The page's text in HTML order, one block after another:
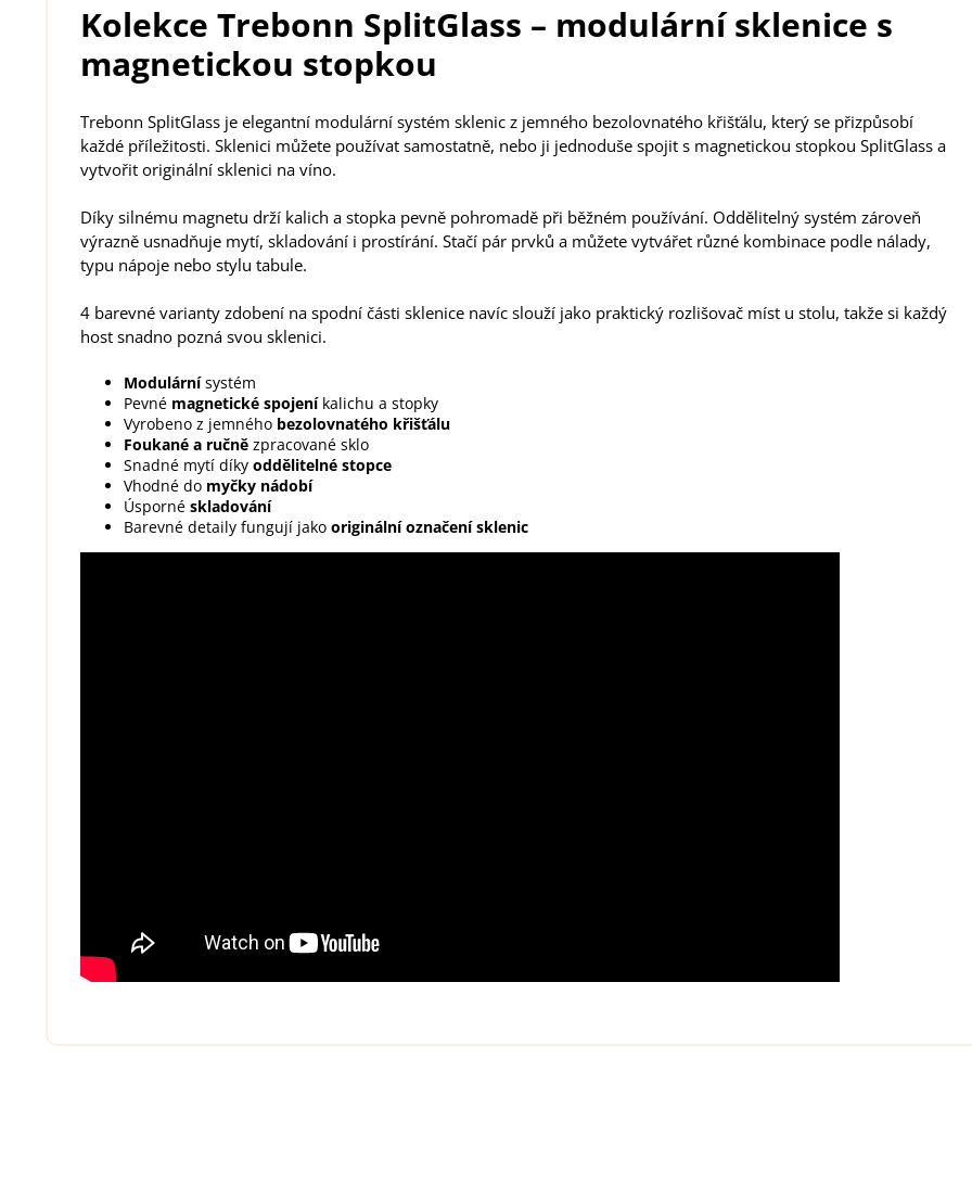
Kolekce Trebonn SplitGlass – modulární sklenice s
magnetickou stopkou
Trebonn SplitGlass je elegantní modulární systém sklenic z jemného bezolovnatého křišťálu, který se přizpůsobí
každé příležitosti. Sklenici můžete používat samostatně, nebo ji jednoduše spojit s magnetickou stopkou SplitGlass a
vytvořit originální sklenici na víno.
Díky silnému magnetu drží kalich a stopka pevně pohromadě při běžném používání. Oddělitelný systém zároveň
výrazně usnadňuje mytí, skladování i prostírání. Stačí pár prvků a můžete vytvářet různé kombinace podle nálady,
typu nápoje nebo stylu tabule.
4 barevné varianty zdobení na spodní části sklenice navíc slouží jako praktický rozlišovač míst u stolu, takže si každý
host snadno pozná svou sklenici.
Modulárnísystém
Pevné magnetické spojeníkalichu a stopky
Vyrobeno z jemného bezolovnatého křišťálu
Foukané a ručně zpracované sklo
Snadné mytí díky oddělitelné stopce
Vhodné do myčky nádobí
Úsporné skladování
Barevné detaily fungují jako originální označení sklenic